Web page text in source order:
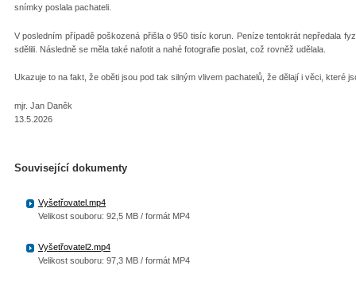
snímky poslala pachateli.
V posledním případě poškozená přišla o 950 tisíc korun. Peníze tentokrát nepředala
sdělili. Následně se měla také nafotit a nahé fotografie poslat, což rovněž udělala.
Ukazuje to na fakt, že oběti jsou pod tak silným vlivem pachatelů, že dělají i věci, které
mjr. Jan Daněk
13.5.2026
Související dokumenty
Vyšetřovatel.mp4
Velikost souboru: 92,5 MB / formát MP4
Vyšetřovatel2.mp4
Velikost souboru: 97,3 MB / formát MP4